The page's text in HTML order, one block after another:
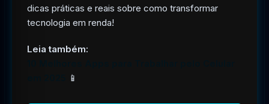
dicas práticas e reais sobre como transformar
tecnologia em renda!
Leia também:
📱